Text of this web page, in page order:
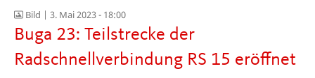
Bild | 3. Mai 2023 - 18:00
Buga 23: Teilstrecke der
Radschnellverbindung RS 15 eröffnet